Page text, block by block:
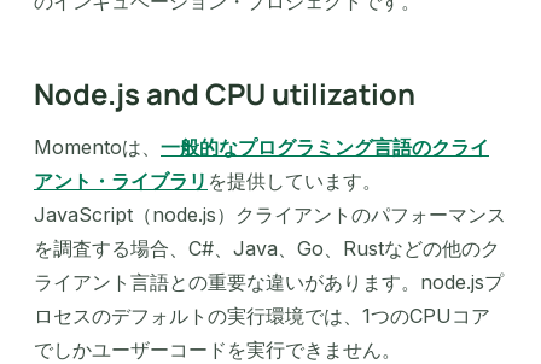
Node.js and CPU utilization
Momentoは、 一般的なプログラミング言語のクライ
アント・ライブラリ を提供しています。
JavaScript（node.js）クライアントのパフォーマンス
を調査する場合、C#、Java、Go、Rustなどの他のク
ライアント言語との重要な違いがあります。node.jsプ
ロセスのデフォルトの実行環境では、1つのCPUコア
でしかユーザーコードを実行できません。